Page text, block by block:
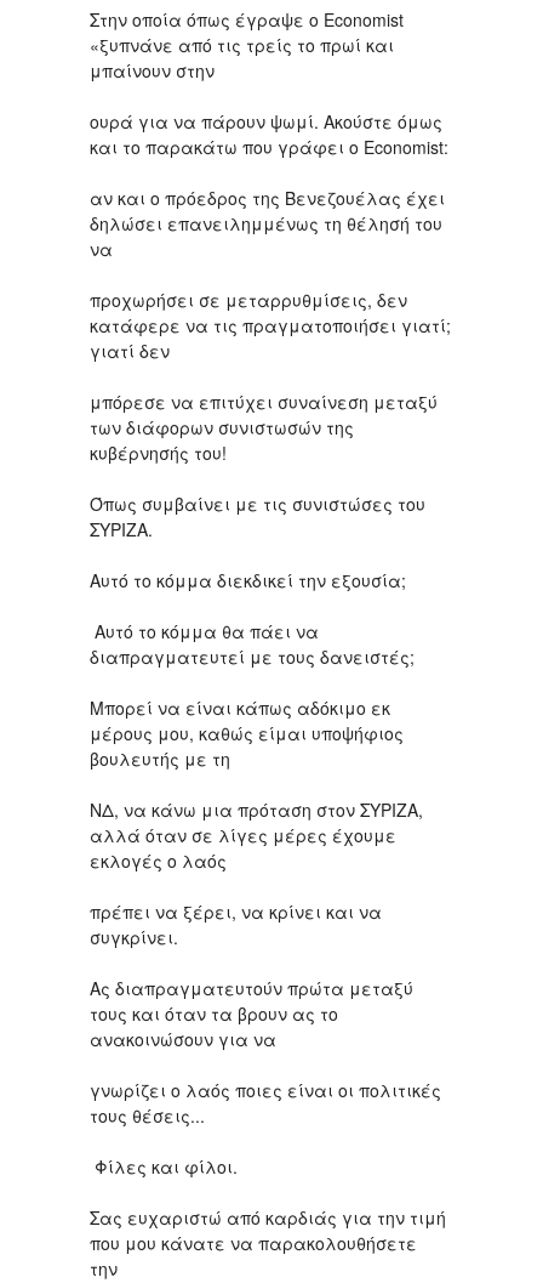
Στην οποία όπως έγραψε ο Economist
«ξυπνάνε από τις τρείς το πρωί και
μπαίνουν στην
ουρά για να πάρουν ψωμί. Ακούστε όμως
και το παρακάτω που γράφει ο Εconomist:
αν και ο πρόεδρος της Βενεζουέλας έχει
δηλώσει επανειλημμένως τη θέλησή του
να
προχωρήσει σε μεταρρυθμίσεις, δεν
κατάφερε να τις πραγματοποιήσει γιατί;
γιατί δεν
μπόρεσε να επιτύχει συναίνεση μεταξύ
των διάφορων συνιστωσών της
κυβέρνησής του!
Όπως συμβαίνει με τις συνιστώσες του
ΣΥΡΙΖΑ.
Αυτό το κόμμα διεκδικεί την εξουσία;
Αυτό το κόμμα θα πάει να
διαπραγματευτεί με τους δανειστές;
Μπορεί να είναι κάπως αδόκιμο εκ
μέρους μου, καθώς είμαι υποψήφιος
βουλευτής με τη
ΝΔ, να κάνω μια πρόταση στον ΣΥΡΙΖΑ,
αλλά όταν σε λίγες μέρες έχουμε
εκλογές ο λαός
πρέπει να ξέρει, να κρίνει και να
συγκρίνει.
Ας διαπραγματευτούν πρώτα μεταξύ
τους και όταν τα βρουν ας το
ανακοινώσουν για να
γνωρίζει ο λαός ποιες είναι οι πολιτικές
τους θέσεις...
Φίλες και φίλοι.
Σας ευχαριστώ από καρδιάς για την τιμή
που μου κάνατε να παρακολουθήσετε
την